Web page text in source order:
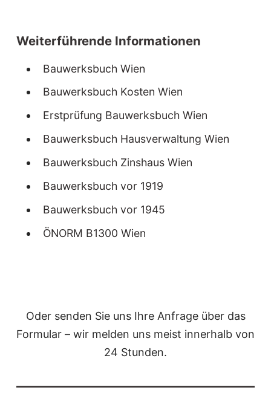
Weiterführende Informationen
Bauwerksbuch Wien
Bauwerksbuch Kosten Wien
Erstprüfung Bauwerksbuch Wien
Bauwerksbuch Hausverwaltung Wien
Bauwerksbuch Zinshaus Wien
Bauwerksbuch vor 1919
Bauwerksbuch vor 1945
ÖNORM B1300 Wien
Oder senden Sie uns Ihre Anfrage über das
Formular – wir melden uns meist innerhalb von
24 Stunden.